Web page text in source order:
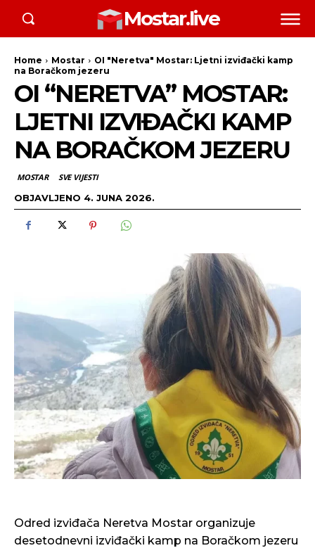
Mostar.live
Home Mostar
OI "Neretva" Mostar: Ljetni izviđački kamp
na Boračkom jezeru
OI “NERETVA” MOSTAR:
LJETNI IZVIĐAČKI KAMP
NA BORAČKOM JEZERU
MOSTAR SVE VIJESTI
OBJAVLJENO 4. JUNA 2026.
Odred izviđača Neretva Mostar organizuje
desetodnevni izviđački kamp na Boračkom jezeru